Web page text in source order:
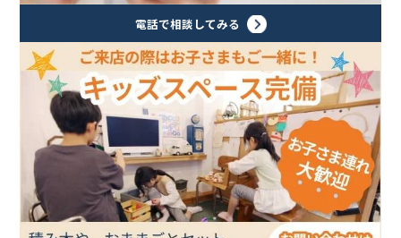
電話で相談してみる